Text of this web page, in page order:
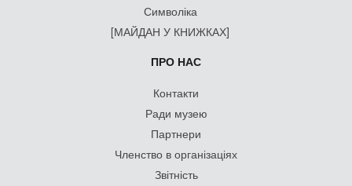
Символіка
[МАЙДАН У КНИЖКАХ]
ПРО НАС
Контакти
Ради музею
Партнери
Членство в організаціях
Звітність